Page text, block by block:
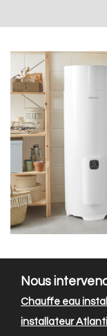
Nous
Chauffe eau
installateur